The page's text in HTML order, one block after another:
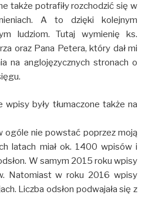
także potrafiły rozchodzić się w
A to dzięki kolejnym
ludziom. Tutaj wymienię ks.
oraz Pana Petera, który dał mi
na anglojęzycznych stronach o
były tłumaczone także na
ogóle nie powstać poprzez moją
latach miał ok. 1400 wpisów i
W samym 2015 roku wpisy
Natomiast w roku 2016 wpisy
Liczba odsłon podwajała się z